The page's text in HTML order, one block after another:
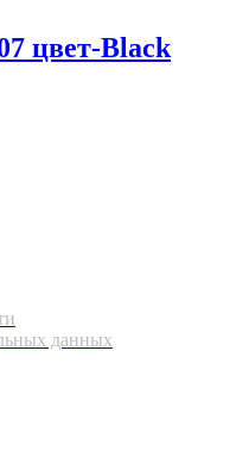
цвет-Black
данных